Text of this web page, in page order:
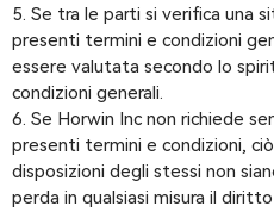
Se tra le parti si verifica una
presenti termini e condizioni
essere valutata secondo lo
condizioni generali.
Se Horwin Inc non richiede
presenti termini e condizioni,
disposizioni degli stessi non
perda in qualsiasi misura il